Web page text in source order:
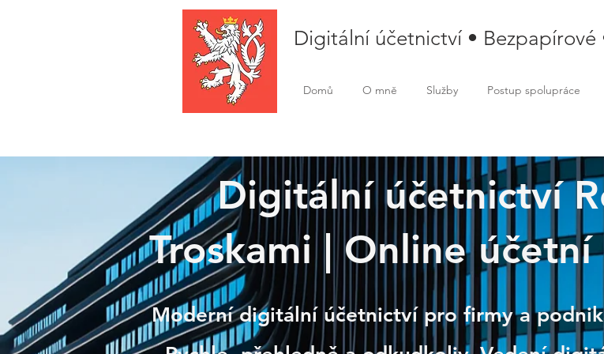
Digitální účetnictví •
Domů O mně Služby Postup spolupráce
Rovensko pod
Digitální účetnictví
Troskami | Online
Moderní digitální účetnictví pro firmy a